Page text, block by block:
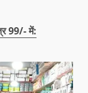
99/- में: